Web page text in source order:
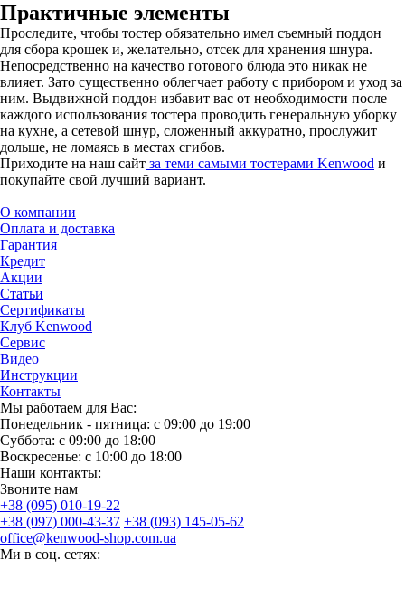
Практичные элементы
Проследите, чтобы тостер обязательно имел съемный поддон
для сбора крошек и, желательно, отсек для хранения шнура.
Непосредственно на качество готового блюда это никак не
влияет. Зато существенно облегчает работу с прибором и уход за
ним. Выдвижной поддон избавит вас от необходимости после
каждого использования тостера проводить генеральную уборку
на кухне, а сетевой шнур, сложенный аккуратно, прослужит
дольше, не ломаясь в местах сгибов.
Приходите на наш сайт за теми самыми тостерами Kenwood и
покупайте свой лучший вариант.
О компании
Оплата и доставка
Гарантия
Кредит
Акции
Статьи
Сертификаты
Клуб Kenwood
Сервис
Видео
Инструкции
Контакты
Мы работаем для Вас:
Понедельник - пятница: с 09:00 до 19:00
Суббота: с 09:00 до 18:00
Воскресенье: с 10:00 до 18:00
Наши контакты:
Звоните нам
+38 (095) 010-19-22
+38 (097) 000-43-37 +38 (093) 145-05-62
office@kenwood-shop.com.ua
Ми в соц. сетях: